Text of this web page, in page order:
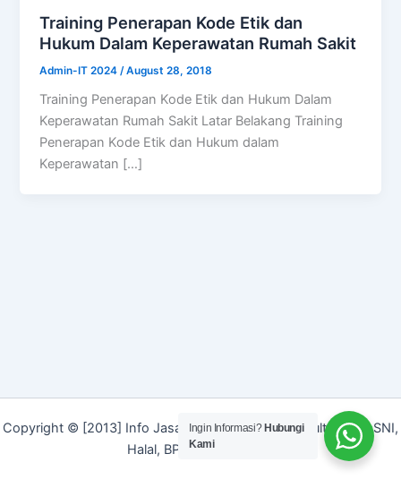
Training Penerapan Kode Etik dan
Hukum Dalam Keperawatan Rumah Sakit
Admin-IT 2024 /August 28, 2018
Training Penerapan Kode Etik dan Hukum Dalam
Keperawatan Rumah Sakit Latar Belakang Training
Penerapan Kode Etik dan Hukum dalam
Keperawatan […]
Copyright © [2013] Info Jasa | Layanan Jasa Konsultan ISO, SNI,
Halal, BPOM dan Merek]
Ingin Informasi? Hubungi
Kami